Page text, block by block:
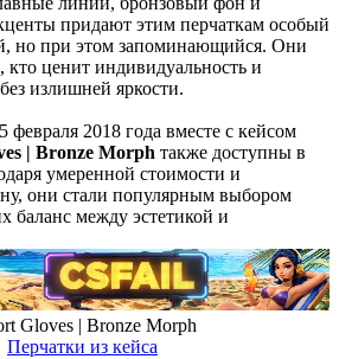
придают этим перчаткам особый
но при этом запоминающийся. Они
кто ценит индивидуальность и
излишней яркости.
февраля 2018 года вместе с кейсом
| Bronze Morph также доступны в
умеренной стоимости и
они стали популярным выбором
баланс между эстетикой и
Gloves | Bronze Morph
Перчатки из кейса